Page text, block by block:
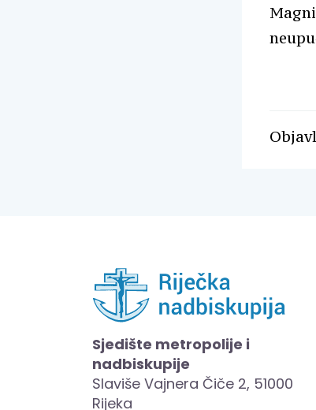
Sjedište metropolije i
nadbiskupije
Slaviše Vajnera Čiče 2, 51000
Rijeka